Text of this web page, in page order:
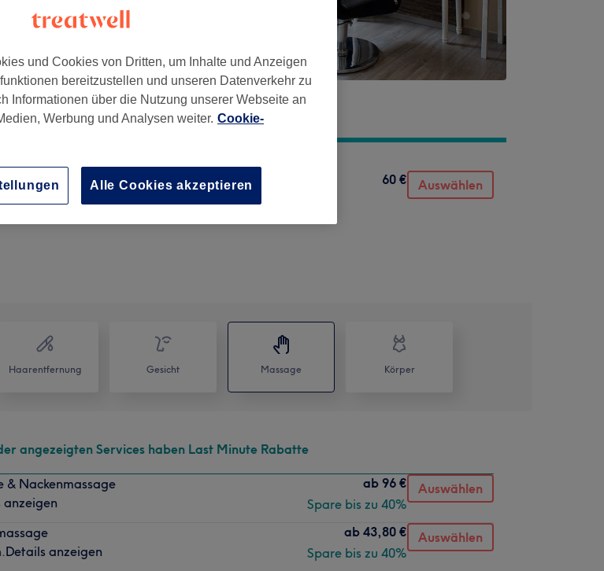
Massage
60 € Auswählen
Haarentfernung Gesicht Massage Körper
angezeigten Services haben Last Minute Rabatte
& Nackenmassage
anzeigen
ab 96 €
Spare bis zu 40%
Auswählen
Details anzeigen
ab 43,80 €
Spare bis zu 40%
Auswählen
und Cookies von Dritten, um Inhalte und Anzeigen
bereitzustellen und unseren Datenverkehr zu
Informationen über die Nutzung unserer Webseite an
Werbung und Analysen weiter. Cookie-
Alle Cookies akzeptieren